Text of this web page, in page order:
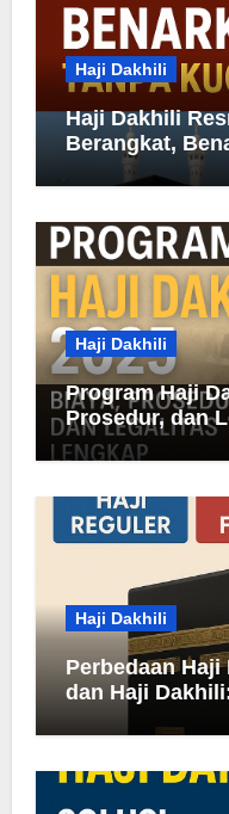
Haji Dakhili
Haji Dakhili
Berangkat,
Haji Dakhili
Program Haji
Prosedur, dan
Haji Dakhili
Perbedaan Haji
dan Haji